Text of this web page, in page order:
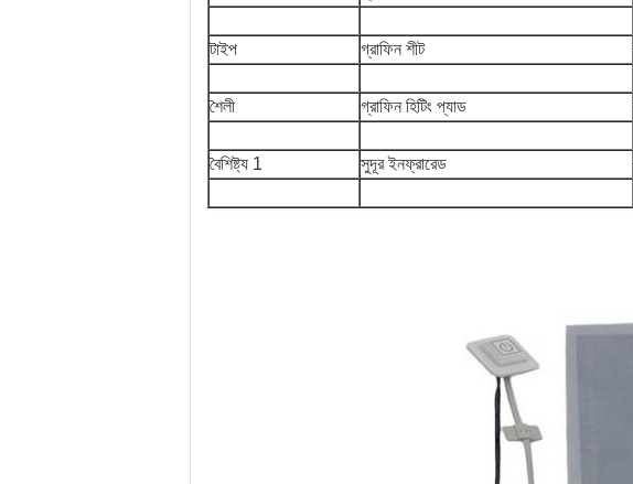
টাইপ গ্রাফিন শীট
শৈলী গ্রাফিন হিটিং প্যাড
বৈশিষ্ট্য 1 সুদূর ইনফ্রারেড